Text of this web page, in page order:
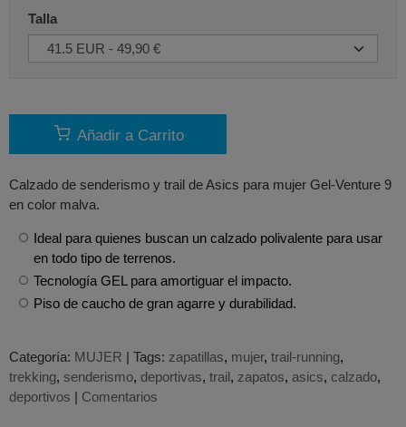
Talla
Añadir a Carrito
Calzado de senderismo y trail de Asics para mujer Gel-Venture 9
en color malva.
Ideal para quienes buscan un calzado polivalente para usar
en todo tipo de terrenos.
Tecnología GEL para amortiguar el impacto.
Piso de caucho de gran agarre y durabilidad.
Categoría: MUJER | Tags: zapatillas mujer trail-running
trekking senderismo deportivas trail zapatos asics calzado
deportivos | Comentarios